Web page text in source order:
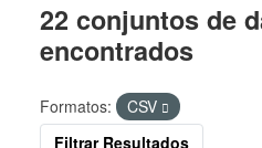
22 conjuntos de
encontrados
Formatos:
CSV
Filtrar Resultados